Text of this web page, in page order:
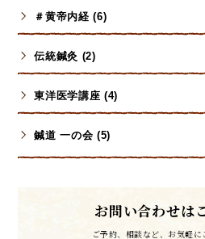
＃黄帝内経 (6)
伝統鍼灸 (2)
東洋医学講座 (4)
鍼道 一の会 (5)
お問い合わせは
ご予約、相談など、お気軽に